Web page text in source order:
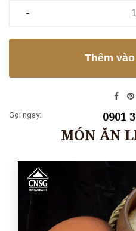
-
Thêm
Gọi ngay: 0901
MÓN ĂN